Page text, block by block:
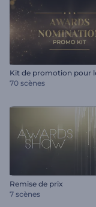
70 scènes
Remise de prix
7 scènes